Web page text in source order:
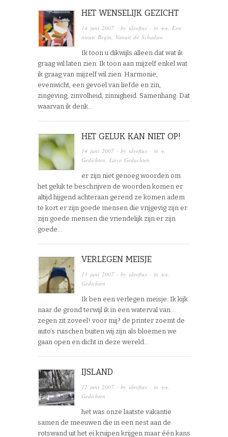
HET WENSELIJK GEZICHT
14 juni 2007 · by ideeflux · in++ Een
nieuw Begin
Vanuit de Schaduw
Ik toon u dikwijls alleen dat wat ik
graag wil laten zien. Ik toon aan mijzelf enkel wat
ik graag van mijzelf wil zien. Harmonie,
evenwicht, een gevoel van liefde en zin,
zingeving, zinvolheid, zinnigheid. Samenhang. Dat
waarvan ik denk…
HET GELUK KAN NIET OP!
14 juni 2007 · byideeflux · in+,
Gedichten,Lieve Gedachten
er zijn niet genoeg woorden om
het geluk te beschrijven de woorden komen er
altijd hijgend achteraan gerend ze komen adem
te kort er zijn goede mensen die vrijgevig zijn er
zijn goede mensen die vriendelijk zijn er zijn
goede…
VERLEGEN MEISJE
13 juni 2007 · by ideeflux · in++
Gedichten
Ik ben een verlegen meisje. Ik kijk
naar de grond terwijl ik in een waterval van…
zegen zit zoveel! voor mij? de printer zoemt de
auto’s ruischen buiten wij zijn als bloemen we
gaan open en dicht in deze wereld…
IJSLAND
12 juni 2007 · by ideeflux · in++
Gedichten
het was onze laatste vakantie
samen de meeuwen die in een nest aan de
rotswand uit het ei kruipen krijgen maar één kans